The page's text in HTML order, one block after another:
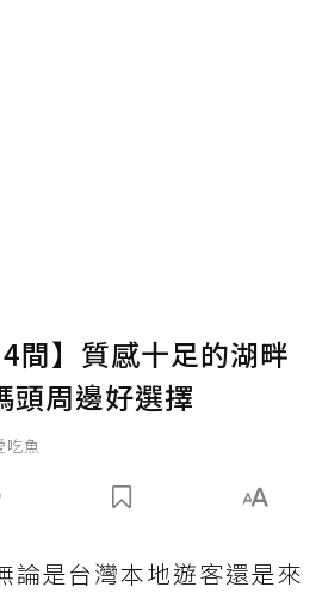
間】質感十足的湖畔
頭周邊好選擇
吃魚
論是台灣本地遊客還是來